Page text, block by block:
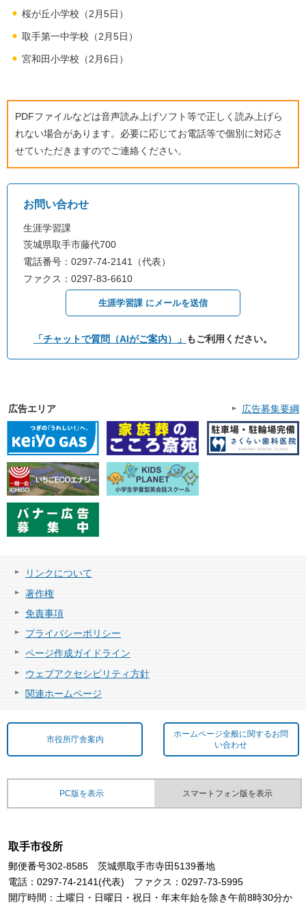
桜が丘小学校（2月5日）
取手第一中学校（2月5日）
宮和田小学校（2月6日）
PDFファイルなどは音声読み上げソフト等で正しく読み上げら
れない場合があります。必要に応じてお電話等で個別に対応さ
せていただきますのでご連絡ください。
お問い合わせ
生涯学習課
茨城県取手市藤代700
電話番号：0297-74-2141（代表）
ファクス：0297-83-6610
生涯学習課 にメールを送信
「チャットで質問（AIがご案内）」 もご利用ください。
広告エリア 広告募集要綱
リンクについて
著作権
免責事項
プライバシーポリシー
ページ作成ガイドライン
ウェブアクセシビリティ方針
関連ホームページ
市役所庁舎案内
ホームページ全般に関するお問
い合わせ
PC版を表示 スマートフォン版を表示
取手市役所
郵便番号302-8585 茨城県取手市寺田5139番地
電話：0297-74-2141(代表) ファクス：0297-73-5995
開庁時間：土曜日・日曜日・祝日・年末年始を除き午前8時30分か